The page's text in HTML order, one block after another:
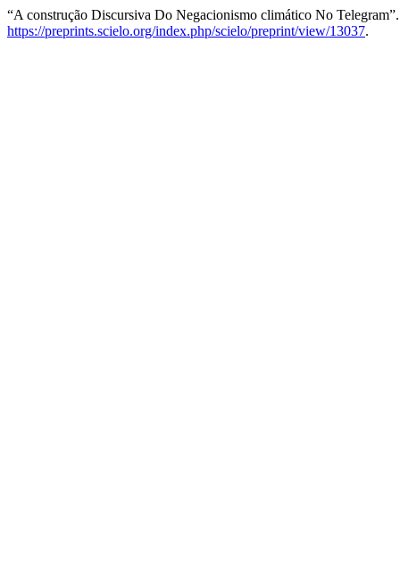
“A construção Discursiva Do Negacionismo climático No
https://preprints.scielo.org/index.php/scielo/preprint/view/13037.